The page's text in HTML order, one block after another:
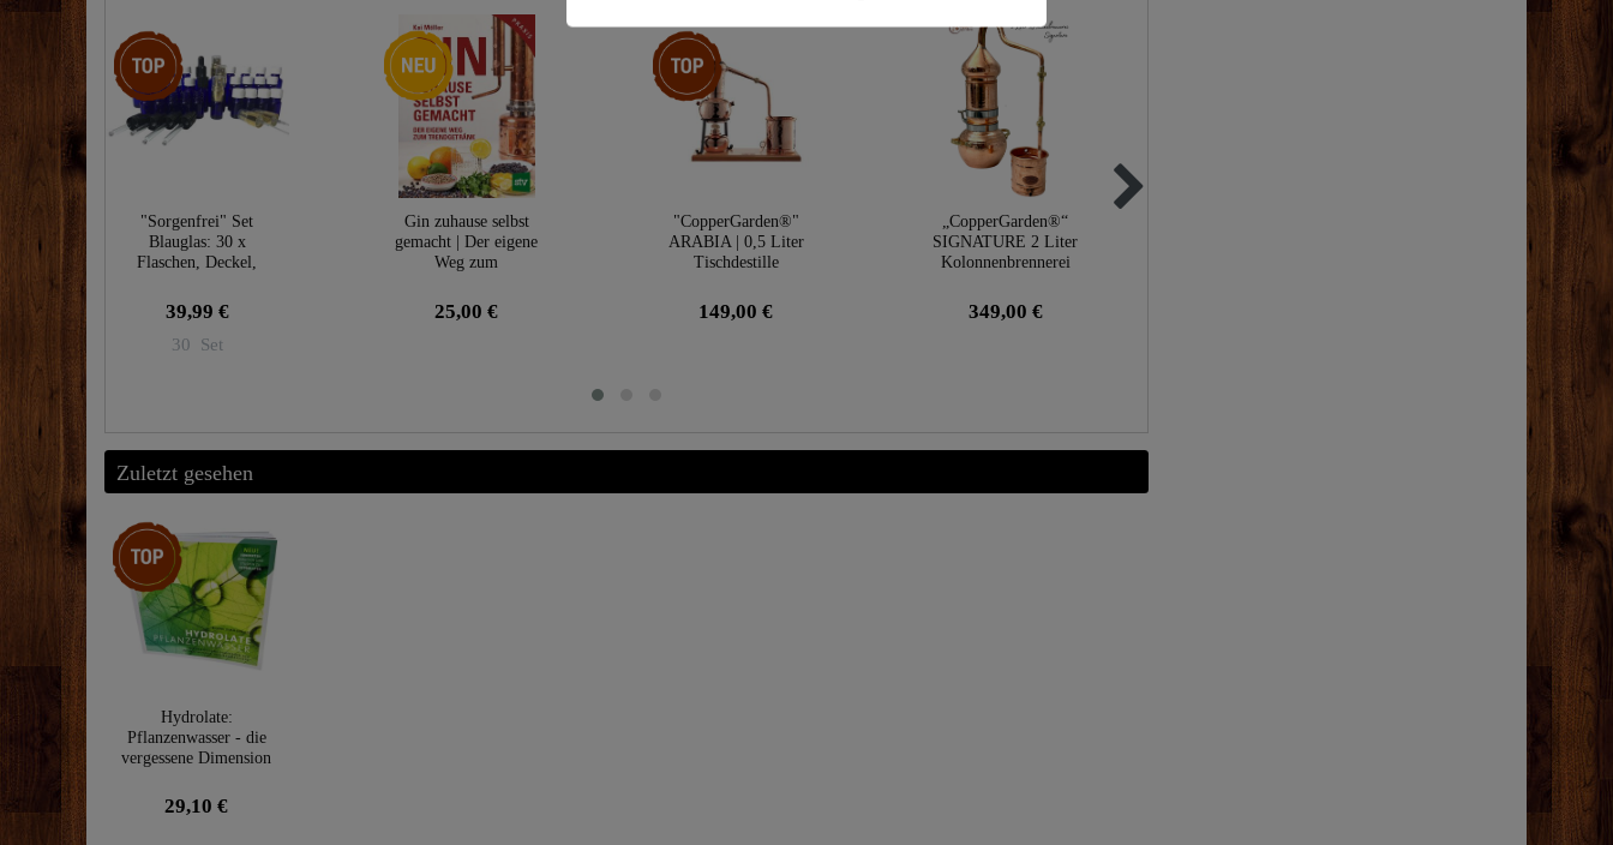
Top-Artikel
"Sorgenfrei" Set
Blauglas: 30 x
Flaschen, Deckel,
39,99 €
30 Set
Neuheit
Gin zuhause selbst
gemacht | Der eigene
Weg zum
25,00 €
Top-Artikel
"CopperGarden®"
ARABIA | 0,5 Liter
Tischdestille
149,00 €
„CopperGarden®“
SIGNATURE 2 Liter
Kolonnenbrennerei
349,00 €
Sicherheits-Pipette |
Laborqualität
27,95 €
Zuletzt gesehen
Top-Artikel
Hydrolate:
Pflanzenwasser - die
vergessene Dimension
29,10 €